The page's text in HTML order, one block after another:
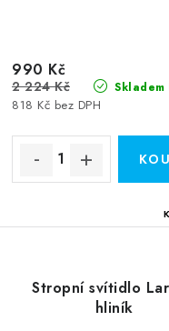
k
t
ů
Skladem
818 Kč bez DPH
990 Kč
2 224 Kč
Stropní svítidlo
hliník